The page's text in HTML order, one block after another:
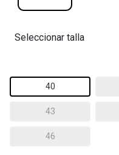
Seleccionar talla
40
43
46